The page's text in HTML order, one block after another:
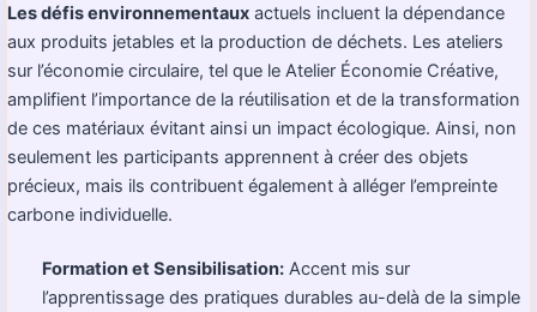
Les défis environnementaux actuels incluent la dépendance
aux produits jetables et la production de déchets. Les ateliers
sur l’économie circulaire, tel que le Atelier Économie Créative,
amplifient l’importance de la réutilisation et de la transformation
de ces matériaux évitant ainsi un impact écologique. Ainsi, non
seulement les participants apprennent à créer des objets
précieux, mais ils contribuent également à alléger l’empreinte
carbone individuelle.
Formation et Sensibilisation: Accent mis sur
l’apprentissage des pratiques durables au-delà de la simple